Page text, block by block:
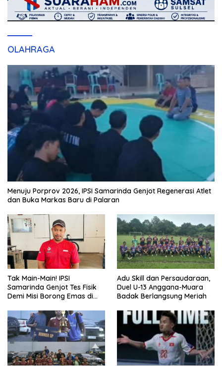
OLAHRAGA
Menuju Porprov 2026, IPSI Samarinda Genjot Regenerasi Atlet
dan Buka Markas Baru di Palaran
Tak Main-Main! IPSI
Samarinda Genjot Tes Fisik
Demi Misi Borong Emas di
Adu Skill dan Persaudaraan,
Duel U-13 Anggana-Muara
Badak Berlangsung Meriah